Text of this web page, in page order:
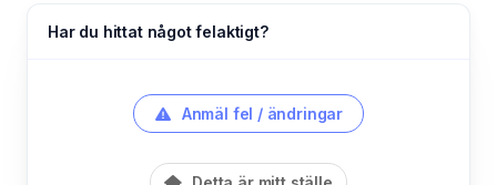
Har du hittat något felaktigt?
Anmäl fel / ändringar